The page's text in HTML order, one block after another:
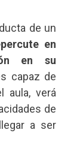
de un
en
en su
capaz de
aula, verá
de
a ser